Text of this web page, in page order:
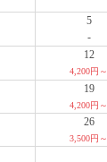
5
-
12
4,200円～
19
4,200円～
26
3,500円～